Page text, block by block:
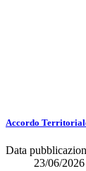
Accordo
Data
23/06/2026